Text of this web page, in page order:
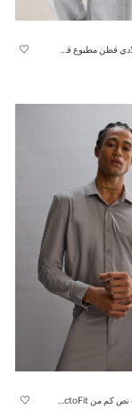
سويت شيرت اولادي قطن مطبوع قصة عادية